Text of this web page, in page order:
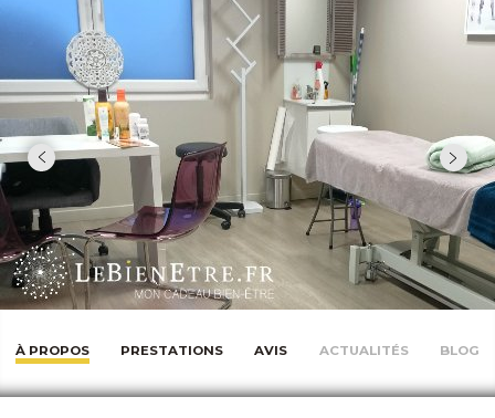
À PROPOS PRESTATIONS AVIS ACTUALITÉS BLOG